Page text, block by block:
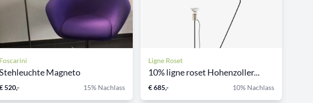
Foscarini
Magneto
520,- 15% Nachlass
Ligne Roset
10% ligne roset Hohenzoller...
€ 685,- 10% Nachlass